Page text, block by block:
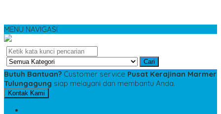
MENU NAVIGASI
Cari
Butuh Bantuan? Customer service Pusat Kerajinan Marmer
Tulungagung siap melayani dan membantu Anda.
Kontak Kami